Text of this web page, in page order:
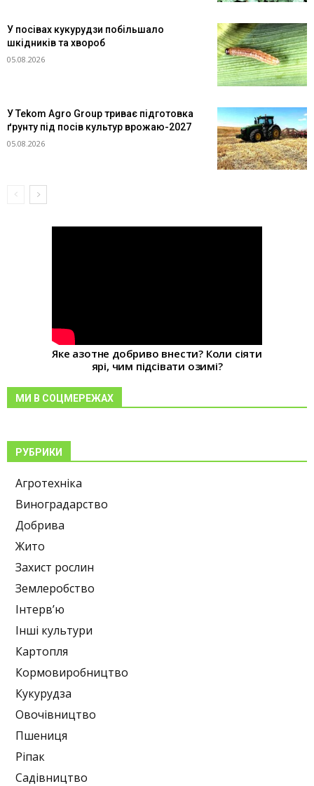
У посівах кукурудзи побільшало
шкідників та хвороб
05.08.2026
У Tekom Agro Group триває підготовка
ґрунту під посів культур врожаю-2027
05.08.2026
Яке азотне добриво внести? Коли сіяти
ярі, чим підсівати озимі?
МИ В СОЦМЕРЕЖАХ
РУБРИКИ
Агротехніка
Виноградарство
Добрива
Жито
Захист рослин
Землеробство
Інтерв’ю
Інші культури
Картопля
Кормовиробництво
Кукурудза
Овочівництво
Пшениця
Ріпак
Садівництво